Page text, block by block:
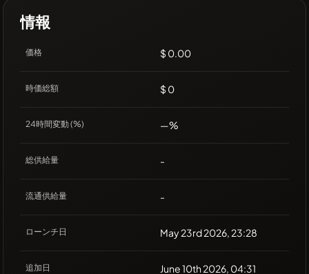
情報
価格 $ 0.00
時価総額 $ 0
24時間変動 (%) —%
総供給量 -
流通供給量 -
ローンチ日 May 23rd 2026, 23:28
追加日 June 10th 2026, 04:31